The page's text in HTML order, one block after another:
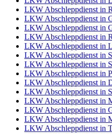
LKW Abschleppdienst in
LKW Abschleppdienst in
LKW Abschleppdienst in
LKW Abschleppdienst in
LKW Abschleppdienst in
LKW Abschleppdienst in
LKW Abschleppdienst in
LKW Abschleppdienst in
LKW Abschleppdienst in
LKW Abschleppdienst in
LKW Abschleppdienst in
LKW Abschleppdienst in
LKW Abschleppdienst in
LKW Abschleppdienst in